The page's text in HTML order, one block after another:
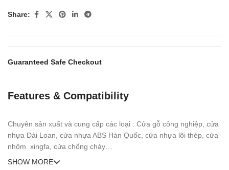
Share:
Guaranteed Safe Checkout
Features & Compatibility
Chuyên sản xuất và cung cấp các loại : Cửa gỗ công nghiệp, cửa
nhựa Đài Loan, cửa nhựa ABS Hàn Quốc, cửa nhựa lõi thép, cửa
nhôm xingfa, cửa chống cháy…
SHOW MORE